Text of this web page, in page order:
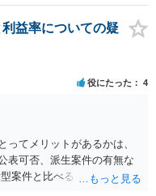
「物理的にできない開発で
のことですが、「物理的に
「物理的にできない開発」
もし、「物理的にできな
納期では間に合わない」
滞を理由とする債務不履行
にできない」が、そもそも
タイムマシンを作るとい
る可能性があります。 いず
理的にできない」部分を除
すから、その部分に相当す
。 ただし、当該開発完了部
益率についての疑
役にたった 4
てメリットがあるかは、
表可否、派生案件の有無な
案件と比べると大きな利益